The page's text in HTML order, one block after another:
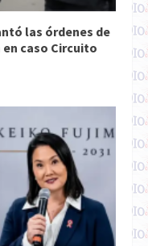
las órdenes de
caso Circuito